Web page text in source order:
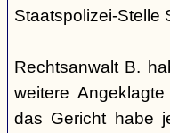
Staatspolizei-Stelle
Rechtsanwalt B.
weitere
das Gericht habe